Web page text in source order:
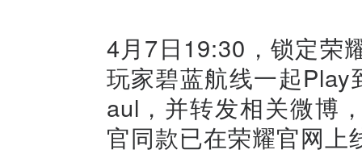
4月7日19:30，锁定荣
玩家碧蓝航线一起
aul，并转发相关微博
官同款已在荣耀官网上